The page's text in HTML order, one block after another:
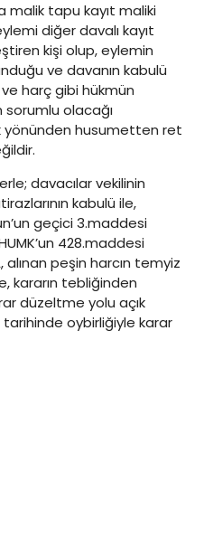
malik tapu kayıt maliki
diğer davalı kayıt
kişi olup, eylemin
ve davanın kabulü
harç gibi hükmün
olacağı
yönünden husumetten ret
davacılar vekilinin
kabulü ile,
geçici 3.maddesi
428.maddesi
alınan peşin harcın temyiz
kararın tebliğinden
düzeltme yolu açık
oybirliğiyle karar